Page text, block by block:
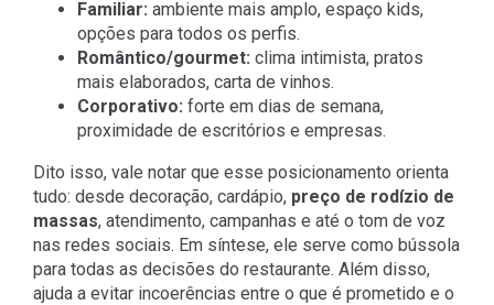
Familiar: ambiente mais amplo, espaço kids,
opções para todos os perfis.
Romântico/gourmet: clima intimista, pratos
mais elaborados, carta de vinhos.
Corporativo: forte em dias de semana,
proximidade de escritórios e empresas.
Dito isso, vale notar que esse posicionamento orienta
tudo: desde decoração, cardápio, preço de rodízio de
massas, atendimento, campanhas e até o tom de voz
nas redes sociais. Em síntese, ele serve como bússola
para todas as decisões do restaurante. Além disso,
ajuda a evitar incoerências entre o que é prometido e o